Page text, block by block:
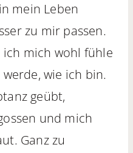
mein Leben
zu mir passen.
ich mich wohl fühle
wie ich bin.
geübt,
und mich
Ganz zu